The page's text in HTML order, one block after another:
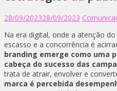
28/09/202328/09/2023
Na era digital, onde a atenção
escasso e a concorrência é
branding emerge como uma
cabeça do sucesso das
trata de atrair, envolver e
marca é percebida